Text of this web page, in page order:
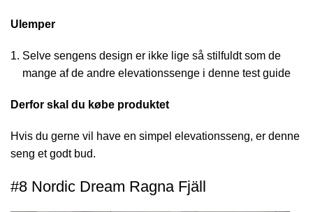
Ulemper
Selve sengens design er ikke lige så stilfuldt som de
mange af de andre elevationssenge i denne test guide
Derfor skal du købe produktet
Hvis du gerne vil have en simpel elevationsseng, er denne
seng et godt bud.
#8 Nordic Dream Ragna Fjäll